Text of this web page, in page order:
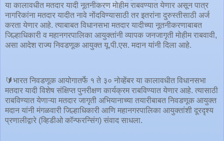
या कालावधीत मतदार यादी नूतनीकरण मोहीम राबवण्यात येणार असून पात्र
नागरिकांना मतदार यादीत नावे नोंदविण्यासाठी तर इतरांना दुरुस्तीसाठी अर्ज
करता येणार आहे. त्याबाबत विधानसभा मतदार यादीच्या नूतनीकरणाबाबत
जिल्हाधिकारी व महानगरपालिका आयुक्तांनी व्यापक जनजागृती मोहीम राबवावी,
असा आदेश राज्य निवडणूक आयुक्त यू.पी.एस. मदान यांनी दिला आहे.
🔰भारत निवडणूक आयोगातर्फे १ ते ३० नोव्हेंबर या कालावधीत विधानसभा
मतदार यादी विशेष संक्षिप्त पुनरीक्षण कार्यक्रम राबविण्यात येणार आहे. त्यासाठी
राबविण्यात येणाऱ्या मतदार जागृती अभियानाच्या तयारीबाबत निवडणूक आयुक्त
मदान यांनी मंगळवारी जिल्हाधिकारी आणि महानगरपालिका आयुक्तांशी दूरदृश्य
प्रणालीद्वारे (व्हिडीओ कॉन्फरन्सिंग) संवाद साधला.